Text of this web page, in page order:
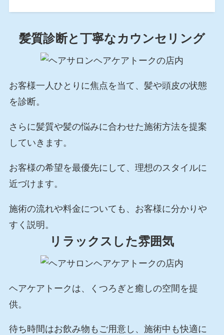
髪質診断と丁寧なカウンセリング
お客様一人ひとりに焦点を当て、髪や頭皮の状態
を診断。
さらに髪質や髪の悩みに合わせた施術方法を提案
していきます。
お客様の希望を最優先にして、理想のスタイルに
近づけます。
施術の流れや料金についても、お客様に分かりや
すく説明。
リラックスした雰囲気
ヘアケアトークは、くつろぎと癒しの空間を提
供。
待ち時間はお飲み物もご用意し、施術中も快適に